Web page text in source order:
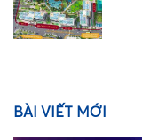
BÀI VIẾT MỚI